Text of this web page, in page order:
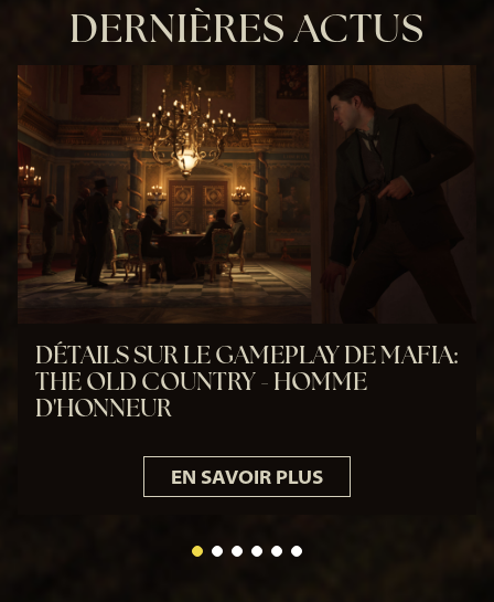
DERNIÈRES ACTUS
DÉTAILS SUR LE GAMEPLAY DE MAFIA:
THE OLD COUNTRY - HOMME
D'HONNEUR
EN SAVOIR PLUS